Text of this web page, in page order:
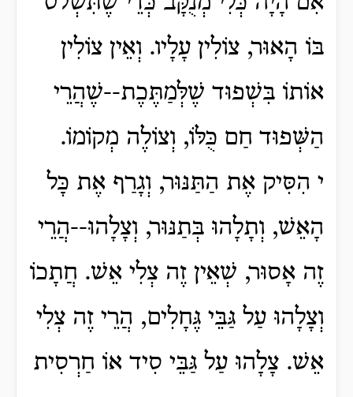
בּוֹ הָאוּר, צוֹלִין עָלָיו. וְאֵין צוֹלִין
אוֹתוֹ בִּשְׁפוּד שֶׁלְּמַתֶּכֶת--שֶׁהֲרֵי
הַשְּׁפוּד חַם כֻּלּוֹ, וְצוֹלֶה מְקוֹמוֹ.
י הִסִּיק אֶת הַתַּנּוּר, וְגָרַף אֶת כָּל
הָאֵשׁ, וְתָלָהוּ בְּתַנּוּר, וְצָלָהוּ--הֲרֵי
זֶה אָסוּר, שְׁאֵין זֶה צְלִי אֵשׁ. חֲתָכוֹ
וְצָלָהוּ עַל גַּבֵּי גֶּחָלִים, הֲרֵי זֶה צְלִי
אֵשׁ. צָלָהוּ עַל גַּבֵּי סִיד אוֹ חַרְסִית